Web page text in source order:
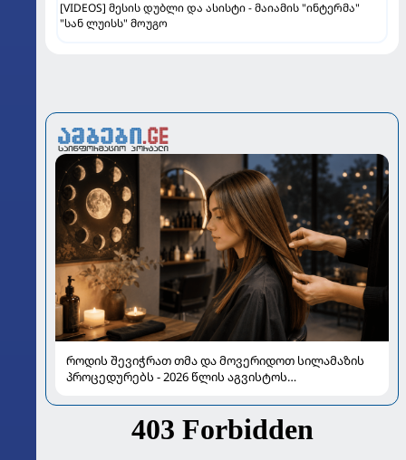
[VIDEOS] მესის დუბლი და ასისტი - მაიამის "ინტერმა"
"სან ლუისს" მოუგო
როდის შევიჭრათ თმა და მოვერიდოთ სილამაზის
პროცედურებს - 2026 წლის აგვისტოს